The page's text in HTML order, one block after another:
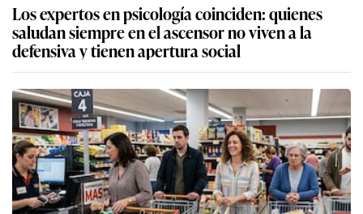
Los expertos en psicología coinciden: quienes
saludan siempre en el ascensor no viven a la
defensiva y tienen apertura social